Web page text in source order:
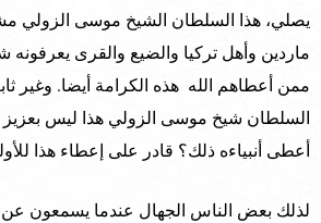
يصلي، هذا السلطان الشيخ موسى الزولي
ماردين وأهل تركيا والضيع والقرى يعرفونه
ممن أعطاهم الله هذه الكرامة أيضا. وغير
السلطان شيخ موسى الزولي هذا ليس بعزيز
أعطى أنبياءه ذلك؟ قادر على إعطاء هذا
لذلك بعض الناس الجهال عندما يسمعون عن